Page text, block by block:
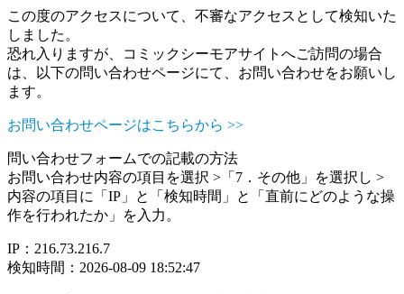
この度のアクセスについて、不審なアクセスとして検知いた
しました。
恐れ入りますが、コミックシーモアサイトへご訪問の場合
は、以下の問い合わせページにて、お問い合わせをお願いし
ます。
お問い合わせページはこちらから >>
問い合わせフォームでの記載の方法
お問い合わせ内容の項目を選択 >「7．その他」を選択し >
内容の項目に「IP」と「検知時間」と「直前にどのような操
作を行われたか」を入力。
IP：216.73.216.7
検知時間：2026-08-09 18:52:47